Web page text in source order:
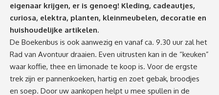
eigenaar krijgen, er is genoeg! Kleding, cadeautjes,
curiosa, elektra, planten, kleinmeubelen, decoratie en
huishoudelijke artikelen.
De Boekenbus is ook aanwezig en vanaf ca. 9.30 uur zal het
Rad van Avontuur draaien. Even uitrusten kan in de “keuken”
waar koffie, thee en limonade te koop is. Voor de ergste
trek zijn er pannenkoeken, hartig en zoet gebak, broodjes
en soep. Door uw aankopen helpt u mee spullen in de